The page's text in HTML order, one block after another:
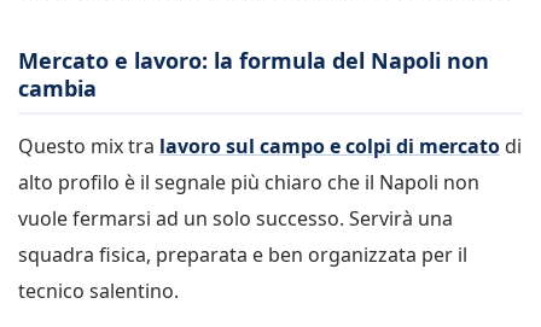
Mercato e lavoro: la formula del Napoli non
cambia
Questo mix tra lavoro sul campo e colpi di mercato di
alto profilo è il segnale più chiaro che il Napoli non
vuole fermarsi ad un solo successo. Servirà una
squadra fisica, preparata e ben organizzata per il
tecnico salentino.